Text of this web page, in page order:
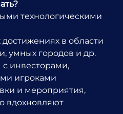
технологическими
достижениях в области
умных городов и др.
с инвесторами,
игроками
и мероприятия,
вдохновляют